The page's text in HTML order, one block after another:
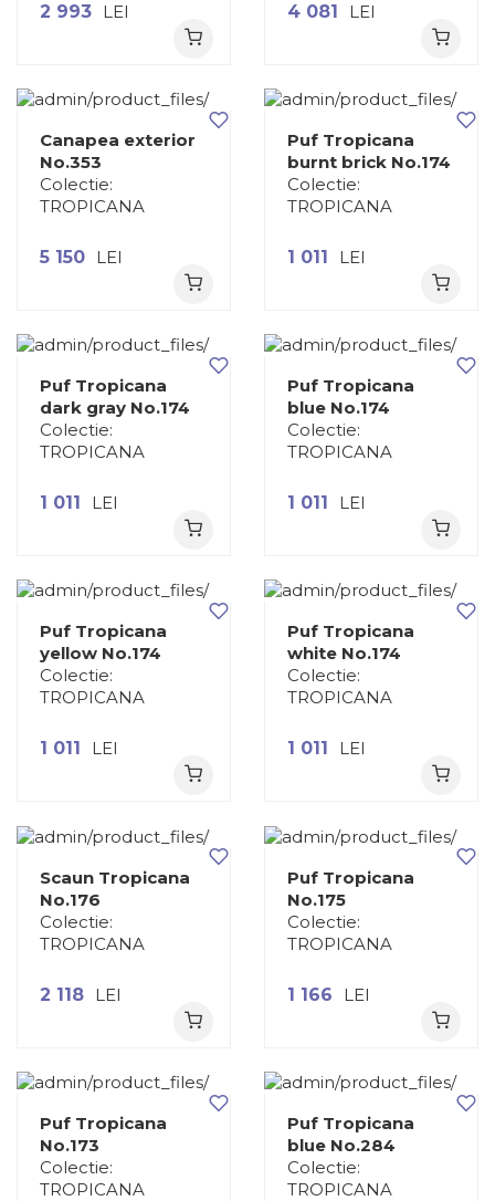
2 993 LEI 4 081 LEI
Canapea exterior
No.353
Colectie:
TROPICANA
5 150 LEI
Puf Tropicana
burnt brick No.174
Colectie:
TROPICANA
1 011 LEI
Puf Tropicana
dark gray No.174
Colectie:
TROPICANA
1 011 LEI
Puf Tropicana
blue No.174
Colectie:
TROPICANA
1 011 LEI
Puf Tropicana
yellow No.174
Colectie:
TROPICANA
1 011 LEI
Puf Tropicana
white No.174
Colectie:
TROPICANA
1 011 LEI
Scaun Tropicana
No.176
Colectie:
TROPICANA
2 118 LEI
Puf Tropicana
No.175
Colectie:
TROPICANA
1 166 LEI
Puf Tropicana
No.173
Colectie:
TROPICANA
Puf Tropicana
blue No.284
Colectie:
TROPICANA